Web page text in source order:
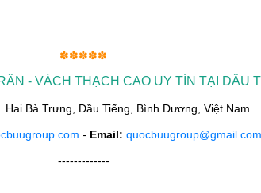
✽✽✽✽✽
- VÁCH THẠCH CAO UY TÍN TẠI DẦU
Hai Bà Trưng, Dầu Tiếng, Bình Dương, Việt Nam.
- Email: quocbuugroup@gmail.com
-------------